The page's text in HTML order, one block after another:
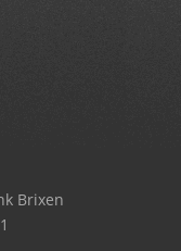
Brixen